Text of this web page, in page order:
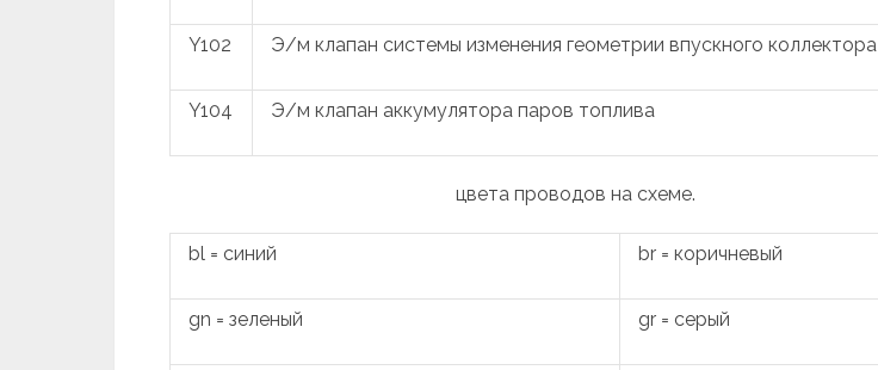
Y102 Э/м клапан системы изменения геометрии впускного коллектора
Y104 Э/м клапан аккумулятора паров топлива
цвета проводов на схеме.
bl = синий br = коричневый
gn = зеленый gr = серый